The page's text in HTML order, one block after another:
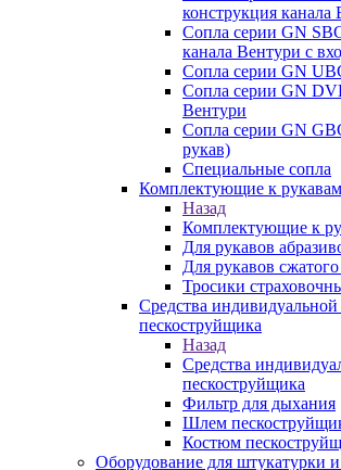
конструкция канала
Сопла серии GN
канала Вентури c
Сопла серии GN
Сопла серии GN
Вентури
Сопла серии GN
рукав)
Специальные сопла
Комплектующие к рукавам
Назад
Комплектующие к
Для рукавов
Для рукавов сжатого
Тросики
Средства
пескоструйщика
Назад
Средства
пескоструйщика
Фильтр для дыхания
Шлем
Костюм
Оборудование для штукатурки